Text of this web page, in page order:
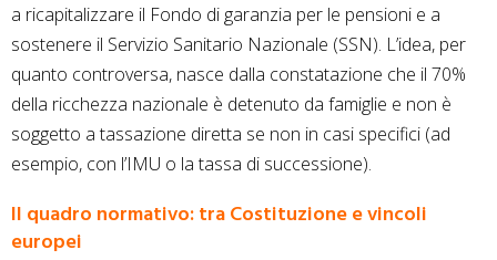
a ricapitalizzare il Fondo di garanzia per le pensioni e a
sostenere il Servizio Sanitario Nazionale (SSN). L’idea, per
quanto controversa, nasce dalla constatazione che il 70%
della ricchezza nazionale è detenuto da famiglie e non è
soggetto a tassazione diretta se non in casi specifici (ad
esempio, con l’IMU o la tassa di successione).
Il quadro normativo: tra Costituzione e vincoli
europei